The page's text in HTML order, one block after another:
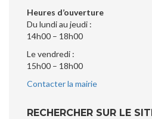
Heures d’ouverture
Du lundi au jeudi :
14h00 – 18h00
Le vendredi :
15h00 – 18h00
Contacter la mairie
RECHERCHER SUR LE